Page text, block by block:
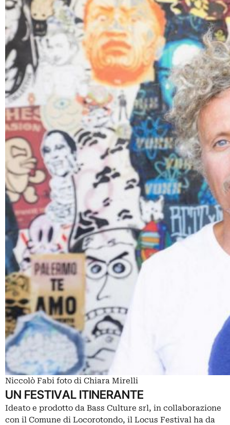
Niccolò Fabi foto di Chiara Mirelli
UN FESTIVAL ITINERANTE
Ideato e prodotto da Bass Culture srl, in collaborazione
con il Comune di Locorotondo, il Locus Festival ha da